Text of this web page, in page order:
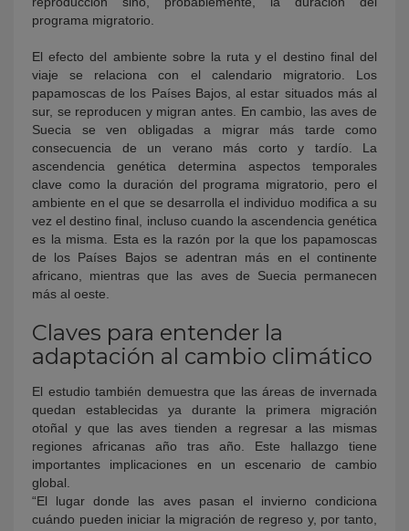
programa migratorio.
El efecto del ambiente sobre la ruta y el destino final del
viaje se relaciona con el calendario migratorio. Los
papamoscas de los Países Bajos, al estar situados más al
sur, se reproducen y migran antes. En cambio, las aves de
Suecia se ven obligadas a migrar más tarde como
consecuencia de un verano más corto y tardío. La
ascendencia genética determina aspectos temporales
clave como la duración del programa migratorio, pero el
ambiente en el que se desarrolla el individuo modifica a su
vez el destino final, incluso cuando la ascendencia genética
es la misma. Esta es la razón por la que los papamoscas
de los Países Bajos se adentran más en el continente
africano, mientras que las aves de Suecia permanecen
más al oeste.
Claves para entender la
adaptación al cambio climático
El estudio también demuestra que las áreas de invernada
quedan establecidas ya durante la primera migración
otoñal y que las aves tienden a regresar a las mismas
regiones africanas año tras año. Este hallazgo tiene
importantes implicaciones en un escenario de cambio
global.
“El lugar donde las aves pasan el invierno condiciona
cuándo pueden iniciar la migración de regreso y, por tanto,